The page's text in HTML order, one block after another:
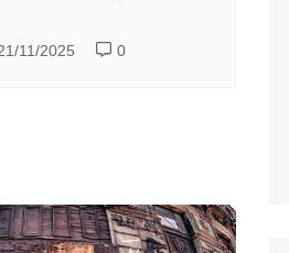
11/2025 0